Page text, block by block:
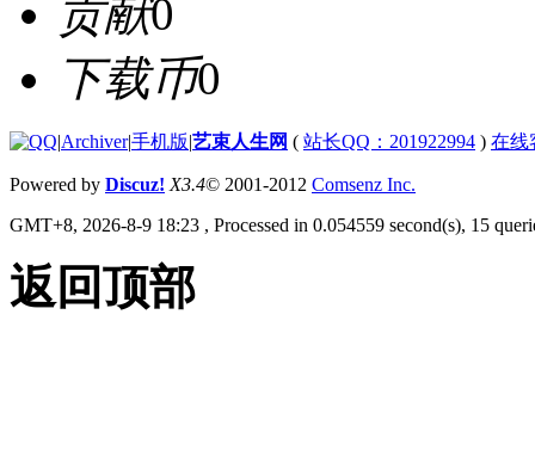
贡献0
下载币0
|Archiver|手机版|艺束人生网 ( 站长QQ：201922994 ) 在线
Powered by Discuz! X3.4© 2001-2012 Comsenz Inc.
GMT+8, 2026-8-9 18:23 , Processed in 0.054559 second(s), 15
返回顶部